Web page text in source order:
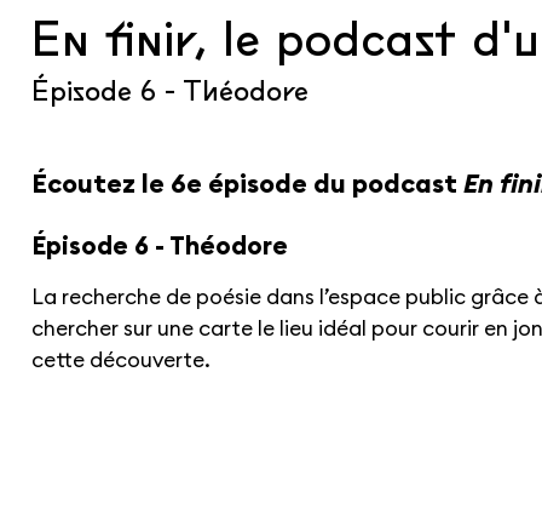
En finir, le podcast
Épisode 6 - Théodore
Écoutez le 6e épisode du podcastEn
Épisode 6 - Théodore
La recherche de poésie dans l’espace public
chercher sur une carte le lieu idéal pour courir en
cette découverte.